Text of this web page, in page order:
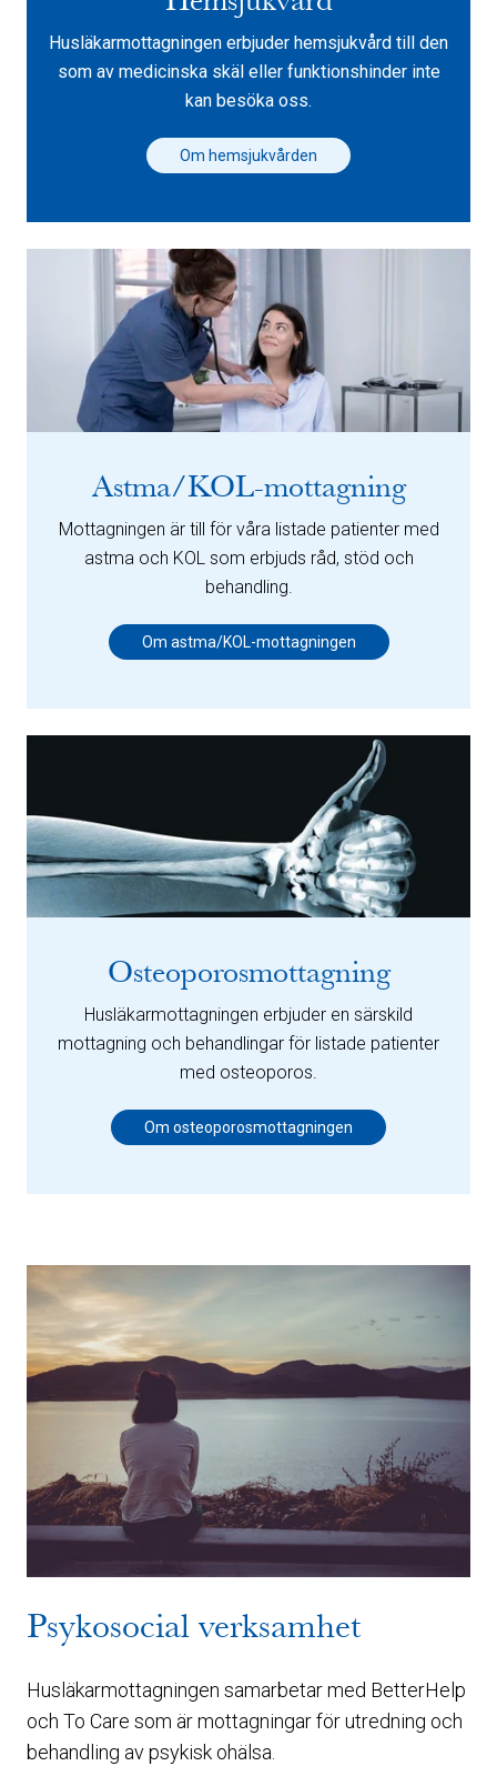
Husläkarmottagningen erbjuder hemsjukvård till den
som av medicinska skäl eller funktionshinder inte
kan besöka oss.
Om hemsjukvården
Astma/KOL-mottagning
Mottagningen är till för våra listade patienter med
astma och KOL som erbjuds råd, stöd och
behandling.
Om astma/KOL-mottagningen
Osteoporosmottagning
Husläkarmottagningen erbjuder en särskild
mottagning och behandlingar för listade patienter
med osteoporos.
Om osteoporosmottagningen
Psykosocial verksamhet
Husläkarmottagningen samarbetar med BetterHelp
och To Care som är mottagningar för utredning och
behandling av psykisk ohälsa.